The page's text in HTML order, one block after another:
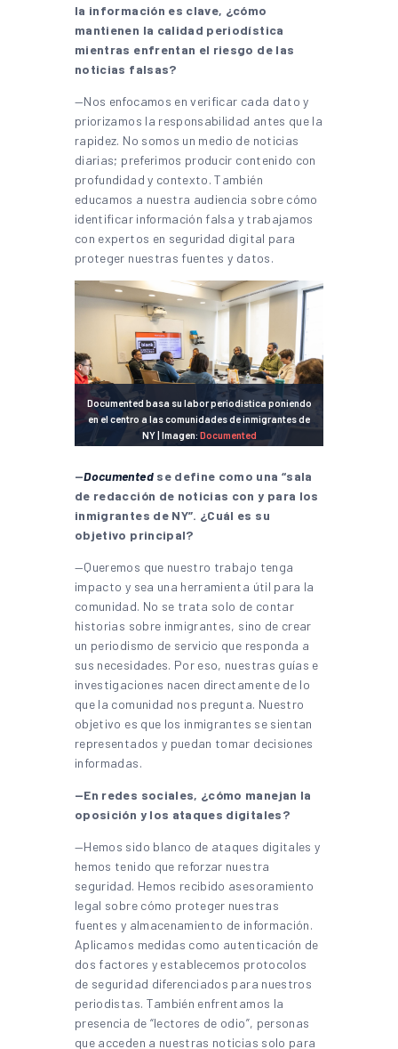
la información es clave, ¿cómo
mantienen la calidad periodística
mientras enfrentan el riesgo de las
noticias falsas?
—Nos enfocamos en verificar cada dato y
priorizamos la responsabilidad antes que la
rapidez. No somos un medio de noticias
diarias; preferimos producir contenido con
profundidad y contexto. También
educamos a nuestra audiencia sobre cómo
identificar información falsa y trabajamos
con expertos en seguridad digital para
proteger nuestras fuentes y datos.
Documented basa su labor periodística poniendo
en el centro a las comunidades de inmigrantes de
NY | Imagen: Documented
—Documentedse define como una “sala
de redacción de noticias con y para los
inmigrantes de NY”. ¿Cuál es su
objetivo principal?
—Queremos que nuestro trabajo tenga
impacto y sea una herramienta útil para la
comunidad. No se trata solo de contar
historias sobre inmigrantes, sino de crear
un periodismo de servicio que responda a
sus necesidades. Por eso, nuestras guías e
investigaciones nacen directamente de lo
que la comunidad nos pregunta. Nuestro
objetivo es que los inmigrantes se sientan
representados y puedan tomar decisiones
informadas.
—En redes sociales, ¿cómo manejan la
oposición y los ataques digitales?
—Hemos sido blanco de ataques digitales y
hemos tenido que reforzar nuestra
seguridad. Hemos recibido asesoramiento
legal sobre cómo proteger nuestras
fuentes y almacenamiento de información.
Aplicamos medidas como autenticación de
dos factores y establecemos protocolos
de seguridad diferenciados para nuestros
periodistas. También enfrentamos la
presencia de “lectores de odio”, personas
que acceden a nuestras noticias solo para